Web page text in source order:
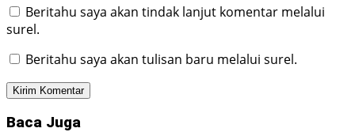
Beritahu saya akan tindak lanjut komentar melalui
surel.
Beritahu saya akan tulisan baru melalui surel.
Baca Juga